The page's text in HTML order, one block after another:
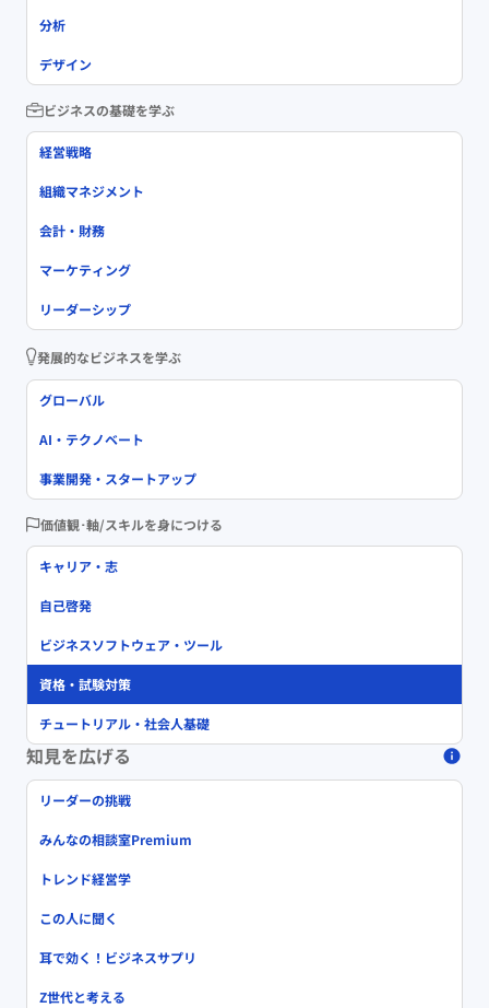
分析
デザイン
ビジネスの基礎を学ぶ
経営戦略
組織マネジメント
会計・財務
マーケティング
リーダーシップ
発展的なビジネスを学ぶ
グローバル
AI・テクノベート
事業開発・スタートアップ
価値観･軸/スキルを身につける
キャリア・志
自己啓発
ビジネスソフトウェア・ツール
資格・試験対策
チュートリアル・社会人基礎
知見を広げる
リーダーの挑戦
みんなの相談室Premium
トレンド経営学
この人に聞く
耳で効く！ビジネスサプリ
Z世代と考える